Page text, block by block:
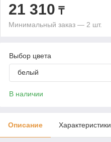
21 310 ₸
Минимальный заказ — 2 шт.
Выбор цвета
белый
В наличии
Описание Характеристики